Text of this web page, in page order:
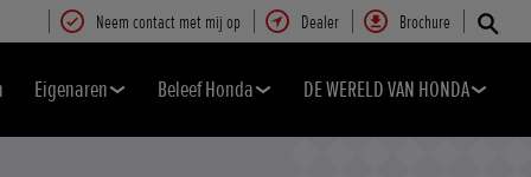
Neem contact met mij op Dealer Brochure
Eigenaren Beleef Honda DE WERELD VAN HONDA